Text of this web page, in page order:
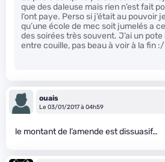
que des daleuse mais rien n’est fait
l’ont paye. Perso si j’était au pouvoir
qu’une école de mec soit jumelés a
des soirées très souvent. J’ai un pote
entre couille, pas beau à voir à la fin :/
ouais
Le 03/01/2017 à 04h59
le montant de l’amende est dissuasif…